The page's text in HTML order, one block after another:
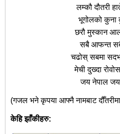
लम्कौ दौतरी
भूगोलको कुना
छरौ मुस्कान
सबै आफन्त
चढोस् सबमा
मेची दुख्दा
जय नेपाल
(गजल भने कृपया आफ्नै नामबाट दौँतरीमा
केहि झाँकीहरु: